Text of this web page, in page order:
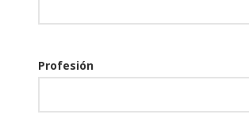
Profesión